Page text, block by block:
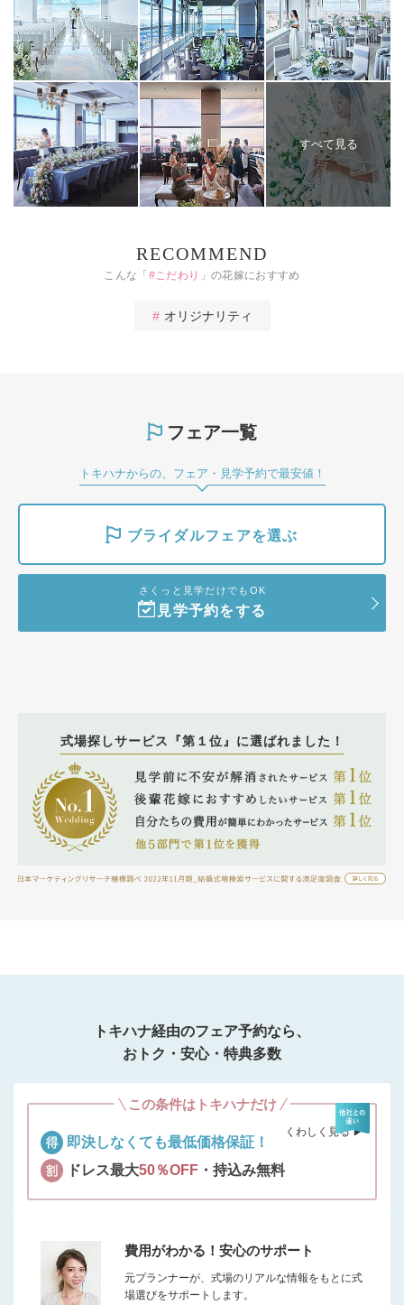
すべて見る
RECOMMEND
こんな「# こだわり 」の花嫁におすすめ
オリジナリティ
フェア一覧
トキハナからの、フェア・見学予約で最安値！
ブライダルフェアを選ぶ
さくっと見学だけでもOK
見学予約をする
式場探しサービス『第１位』に選ばれました！
トキハナ経由のフェア予約なら、
おトク・安心・特典多数
この条件はトキハナだけ
即決しなくても最低価格保証！
ドレス最大50％OFF ・持込み無料
くわしく見る ▶︎
費用がわかる！安心のサポート
元プランナーが、式場のリアルな情報をもとに式
場選びをサポートします。